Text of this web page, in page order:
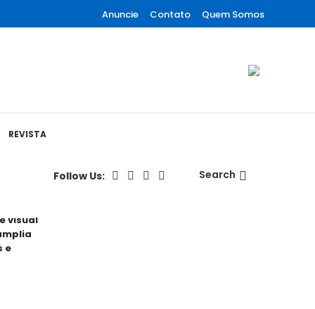
Anuncie Contato Quem Somos
REVISTA
Follow Us: Search
visual
e